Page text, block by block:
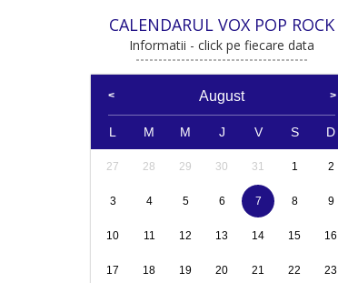
CALENDARUL VOX POP ROCK
Informatii - click pe fiecare data
August
L M M J V S D
27 28 29 30 31 1 2
3 4 5 6 7 8 9
10 11 12 13 14 15 16
17 18 19 20 21 22 23